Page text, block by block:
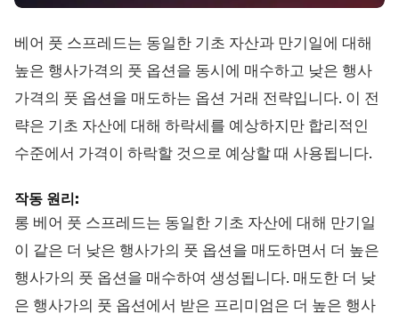
베어 풋 스프레드는 동일한 기초 자산과 만기일에 대해
높은 행사가격의 풋 옵션을 동시에 매수하고 낮은 행사
가격의 풋 옵션을 매도하는 옵션 거래 전략입니다. 이 전
략은 기초 자산에 대해 하락세를 예상하지만 합리적인
수준에서 가격이 하락할 것으로 예상할 때 사용됩니다.
작동 원리:
롱 베어 풋 스프레드는 동일한 기초 자산에 대해 만기일
이 같은 더 낮은 행사가의 풋 옵션을 매도하면서 더 높은
행사가의 풋 옵션을 매수하여 생성됩니다. 매도한 더 낮
은 행사가의 풋 옵션에서 받은 프리미엄은 더 높은 행사